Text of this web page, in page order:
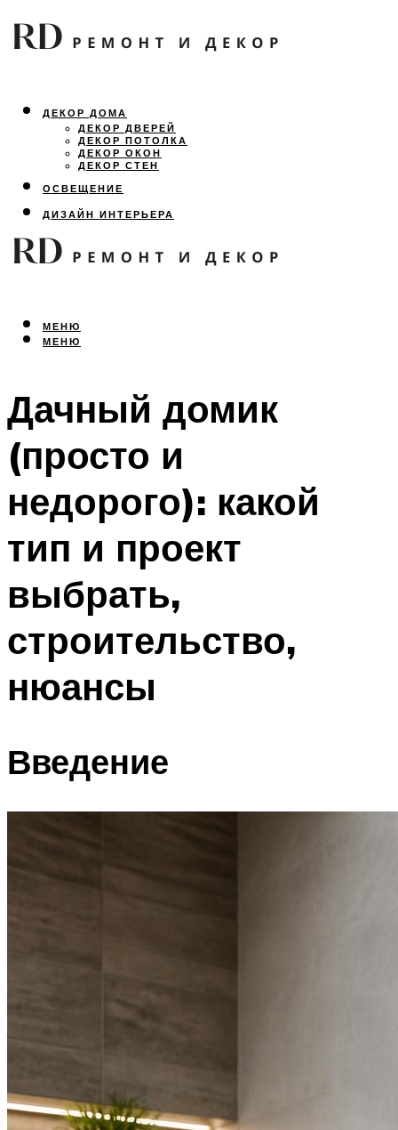
ДЕКОР ДОМА
ДЕКОР ДВЕРЕЙ
ДЕКОР ПОТОЛКА
ДЕКОР ОКОН
ДЕКОР СТЕН
ОСВЕЩЕНИЕ
ДИЗАЙН ИНТЕРЬЕРА
ЛАНДШАФТНЫЙ ДИЗАЙН
ВСЕ ПРО РЕМОНТ
МЕНЮ
МЕНЮ
Дачный домик
(просто и
недорого): какой
тип и проект
выбрать,
строительство,
нюансы
Введение